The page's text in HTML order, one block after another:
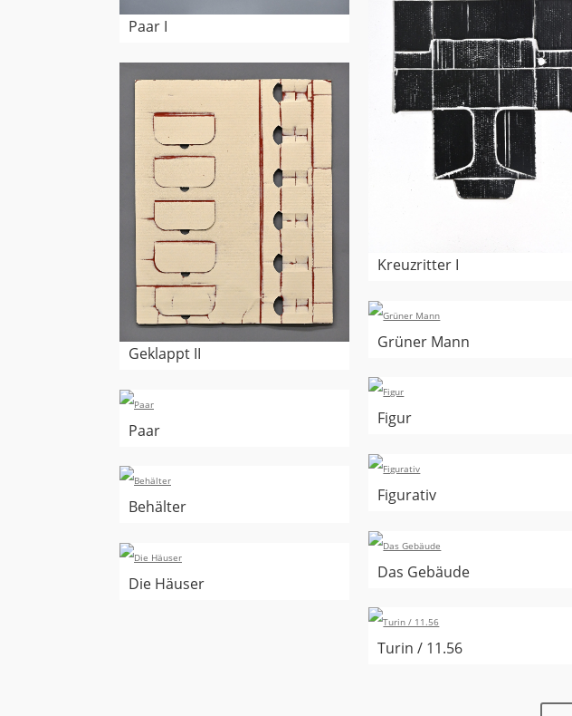
Paar I
Kreuzritter I
Geklappt II
Grüner Mann
Figur
Paar
Figurativ
Behälter
Das Gebäude
Die Häuser
Turin / 11.56